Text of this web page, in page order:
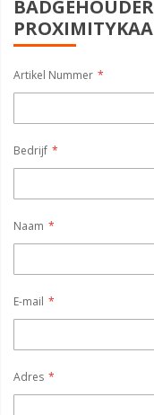
Artikel Nummer
Bedrijf
Naam
E-mail
Adres